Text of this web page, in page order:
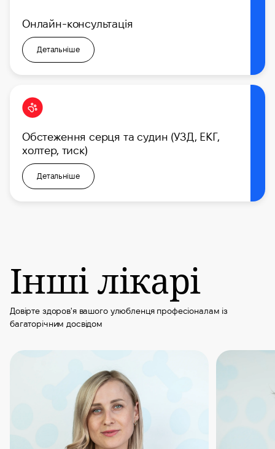
Онлайн-консультація
Детальніше
Обстеження серця та судин (УЗД, ЕКГ,
холтер, тиск)
Детальніше
Інші лікарі
Довірте здоров'я вашого улюбленця професіоналам із
багаторічним досвідом